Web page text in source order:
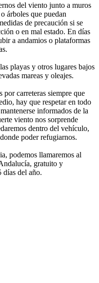
del viento junto a muros
árboles que puedan
de precaución si se
o en mal estado. En días
a andamios o plataformas
playas y otros lugares bajos
mareas y oleajes.
por carreteras siempre que
hay que respetar en todo
informados de la
viento nos sorprende
dentro del vehículo,
poder refugiarnos.
podemos llamaremos al
gratuito y
días del año.